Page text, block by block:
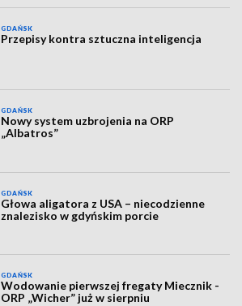
GDAŃSK
Przepisy kontra sztuczna inteligencja
GDAŃSK
Nowy system uzbrojenia na ORP
„Albatros”
GDAŃSK
Głowa aligatora z USA – niecodzienne
znalezisko w gdyńskim porcie
GDAŃSK
Wodowanie pierwszej fregaty Miecznik -
ORP „Wicher” już w sierpniu